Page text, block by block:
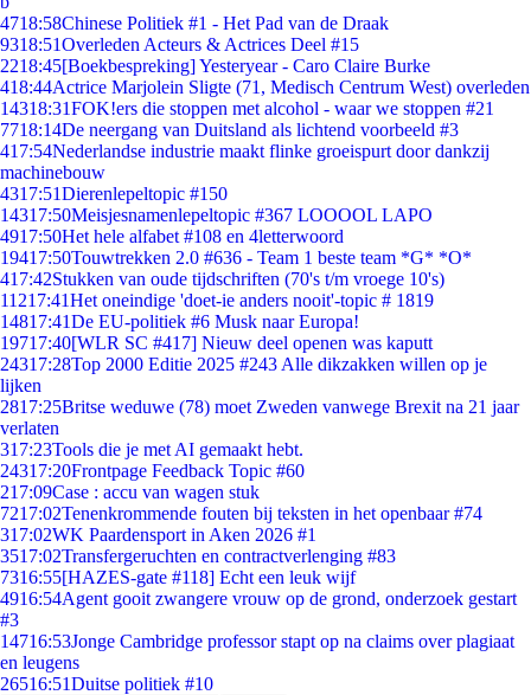
4718:58Chinese Politiek #1 - Het Pad van de Draak
9318:51Overleden Acteurs & Actrices Deel #15
2218:45[Boekbespreking] Yesteryear - Caro Claire Burke
418:44Actrice Marjolein Sligte (71, Medisch Centrum West) overleden
14318:31FOK!ers die stoppen met alcohol - waar we stoppen #21
7718:14De neergang van Duitsland als lichtend voorbeeld #3
417:54Nederlandse industrie maakt flinke groeispurt door dankzij
machinebouw
4317:51Dierenlepeltopic #150
14317:50Meisjesnamenlepeltopic #367 LOOOOL LAPO
4917:50Het hele alfabet #108 en 4letterwoord
19417:50Touwtrekken 2.0 #636 - Team 1 beste team *G* *O*
417:42Stukken van oude tijdschriften (70's t/m vroege 10's)
11217:41Het oneindige 'doet-ie anders nooit'-topic # 1819
14817:41De EU-politiek #6 Musk naar Europa!
19717:40[WLR SC #417] Nieuw deel openen was kaputt
24317:28Top 2000 Editie 2025 #243 Alle dikzakken willen op je
lijken
2817:25Britse weduwe (78) moet Zweden vanwege Brexit na 21 jaar
verlaten
317:23Tools die je met AI gemaakt hebt.
24317:20Frontpage Feedback Topic #60
217:09Case : accu van wagen stuk
7217:02Tenenkrommende fouten bij teksten in het openbaar #74
317:02WK Paardensport in Aken 2026 #1
3517:02Transfergeruchten en contractverlenging #83
7316:55[HAZES-gate #118] Echt een leuk wijf
4916:54Agent gooit zwangere vrouw op de grond, onderzoek gestart
#3
14716:53Jonge Cambridge professor stapt op na claims over plagiaat
en leugens
26516:51Duitse politiek #10